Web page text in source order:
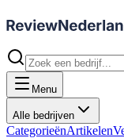
Menu
Alle bedrijven
CategorieënArtikelen